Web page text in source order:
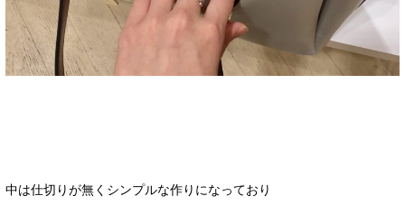
中は仕切りが無くシンプルな作りになっており